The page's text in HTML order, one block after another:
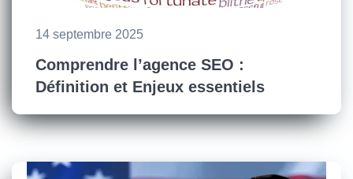
14 septembre 2025
Comprendre l’agence SEO :
Définition et Enjeux essentiels